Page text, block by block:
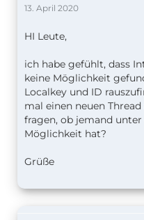
13. April 2020
HI Leute,
ich habe gefühlt, dass
keine Möglichkeit
Localkey und ID
mal einen neuen
fragen, ob jemand
Möglichkeit hat?
Grüße